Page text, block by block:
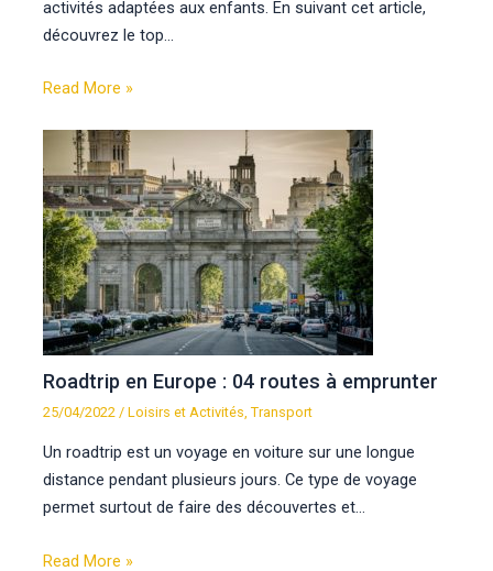
activités adaptées aux enfants. En suivant cet article,
découvrez le top…
Read More »
Roadtrip en Europe : 04 routes à emprunter
25/04/2022 /Loisirs et Activités ,Transport
Un roadtrip est un voyage en voiture sur une longue
distance pendant plusieurs jours. Ce type de voyage
permet surtout de faire des découvertes et…
Read More »